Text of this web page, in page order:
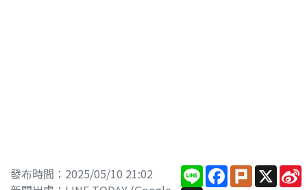
發布時間：2025/05/10 21:02
LineFacebook
PlurkX